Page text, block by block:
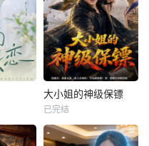
大小姐的神级保镖
已完结